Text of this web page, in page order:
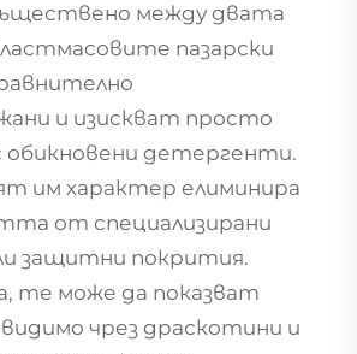
между двата
пазарски
и изискват просто
обикновени детергенти.
им характер елиминира
от специализирани
защитни покрития.
те може да показват
чрез драскотини и